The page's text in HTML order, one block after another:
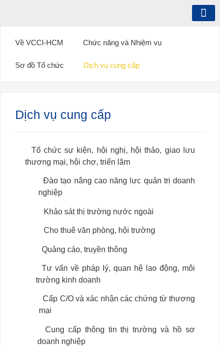
Về VCCI-HCM Chức năng và Nhiệm vụ
Sơ đồ Tổ chức Dịch vụ cung cấp
Dịch vụ cung cấp
Tổ chức sự kiện, hội nghị, hội thảo, giao lưu
thương mại, hội chợ, triển lãm
Đào tạo nâng cao năng lực quản trị doanh
nghiệp
Khảo sát thị trường nước ngoài
Cho thuê văn phòng, hội trường
Quảng cáo, truyền thông
Tư vấn về pháp lý, quan hệ lao động, môi
trường kinh doanh
Cấp C/O và xác nhận các chứng từ thương
mại
Cung cấp thông tin thị trường và hồ sơ
doanh nghiệp